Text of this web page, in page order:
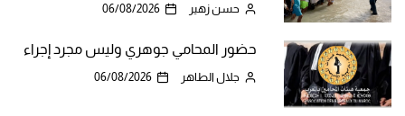
حسن زهير 06/08/2026
حضور المحامي جوهري وليس مجرد إجراء
جلال الطاهر 06/08/2026